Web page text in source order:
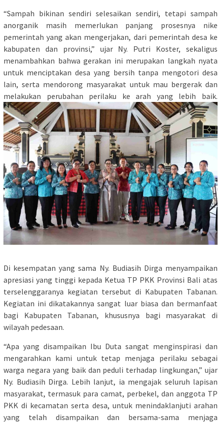
“Sampah bikinan sendiri selesaikan sendiri, tetapi sampah
anorganik masih memerlukan panjang prosesnya nike
pemerintah yang akan mengerjakan, dari pemerintah desa ke
kabupaten dan provinsi,” ujar Ny. Putri Koster, sekaligus
menambahkan bahwa gerakan ini merupakan langkah nyata
untuk menciptakan desa yang bersih tanpa mengotori desa
lain, serta mendorong masyarakat untuk mau bergerak dan
melakukan perubahan perilaku ke arah yang lebih baik.
Di kesempatan yang sama Ny. Budiasih Dirga menyampaikan
apresiasi yang tinggi kepada Ketua TP PKK Provinsi Bali atas
terselenggaranya kegiatan tersebut di Kabupaten Tabanan.
Kegiatan ini dikatakannya sangat luar biasa dan bermanfaat
bagi Kabupaten Tabanan, khususnya bagi masyarakat di
wilayah pedesaan.
“Apa yang disampaikan Ibu Duta sangat menginspirasi dan
mengarahkan kami untuk tetap menjaga perilaku sebagai
warga negara yang baik dan peduli terhadap lingkungan,” ujar
Ny. Budiasih Dirga. Lebih lanjut, ia mengajak seluruh lapisan
masyarakat, termasuk para camat, perbekel, dan anggota TP
PKK di kecamatan serta desa, untuk menindaklanjuti arahan
yang telah disampaikan dan bersama-sama menjaga